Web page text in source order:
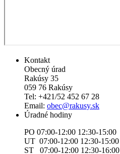
Kontakt
Obecný úrad
Rakúsy 35
059 76 Rakúsy
Tel: +421/52 452 67 28
Email: obec@rakusy.sk
Úradné hodiny
PO 07:00-12:00 12:30-15:00
UT 07:00-12:00 12:30-15:00
ST 07:00-12:00 12:30-16:00